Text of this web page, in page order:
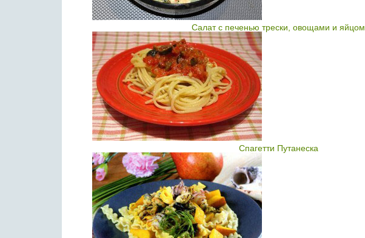
Салат с печенью трески, овощами и яйцом
Спагетти Путанеска